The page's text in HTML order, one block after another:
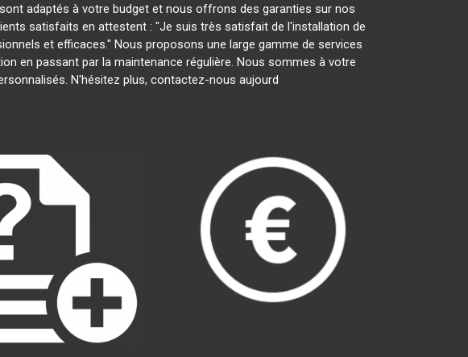
adaptés à votre budget et nous offrons des garanties sur nos
satisfaits en attestent : "Je suis très satisfait de l'installation de
et efficaces." Nous proposons une large gamme de services
en passant par la maintenance régulière. Nous sommes à votre
N'hésitez plus, contactez-nous aujourd